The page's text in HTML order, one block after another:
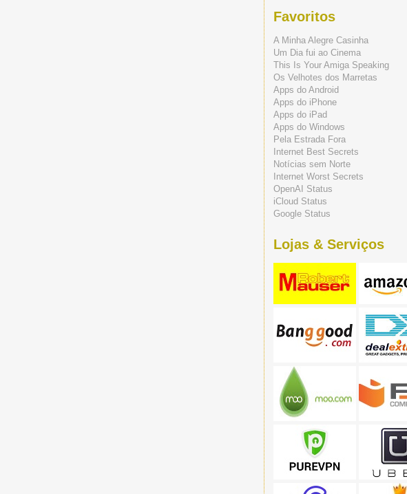
Favoritos
A Minha Alegre Casinha
Um Dia fui ao Cinema
This Is Your Amiga Speaking
Os Velhotes dos Marretas
Apps do Android
Apps do iPhone
Apps do iPad
Apps do Windows
Pela Estrada Fora
Internet Best Secrets
Notícias sem Norte
Internet Worst Secrets
OpenAI Status
iCloud Status
Google Status
Lojas & Serviços